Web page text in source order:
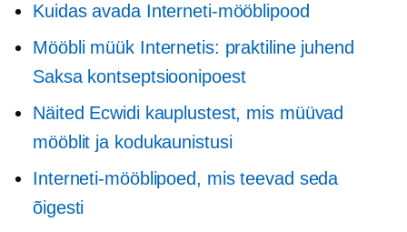
Kuidas avada Interneti-mööblipood
Mööbli müük Internetis: praktiline juhend
Saksa kontseptsioonipoest
Näited Ecwidi kauplustest, mis müüvad
mööblit ja kodukaunistusi
Interneti-mööblipoed, mis teevad seda
õigesti